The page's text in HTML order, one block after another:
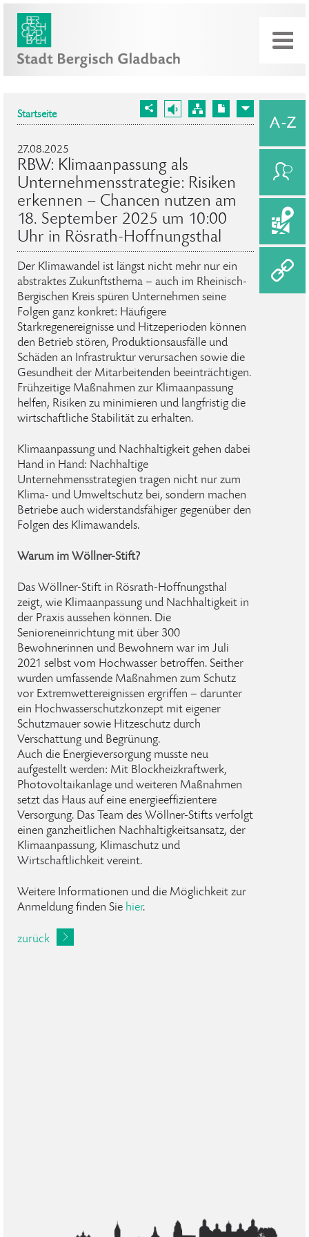
Startseite
27.08.2025
RBW: Klimaanpassung als
Unternehmensstrategie: Risiken
erkennen – Chancen nutzen am
18. September 2025 um 10:00
Uhr in Rösrath-Hoffnungsthal
Der Klimawandel ist längst nicht mehr nur ein
abstraktes Zukunftsthema – auch im Rheinisch-
Bergischen Kreis spüren Unternehmen seine
Folgen ganz konkret: Häufigere
Starkregenereignisse und Hitzeperioden können
den Betrieb stören, Produktionsausfälle und
Schäden an Infrastruktur verursachen sowie die
Gesundheit der Mitarbeitenden beeinträchtigen.
Frühzeitige Maßnahmen zur Klimaanpassung
helfen, Risiken zu minimieren und langfristig die
wirtschaftliche Stabilität zu erhalten.
Klimaanpassung und Nachhaltigkeit gehen dabei
Hand in Hand: Nachhaltige
Unternehmensstrategien tragen nicht nur zum
Klima- und Umweltschutz bei, sondern machen
Betriebe auch widerstandsfähiger gegenüber den
Folgen des Klimawandels.
Warum im Wöllner-Stift?
Das Wöllner-Stift in Rösrath-Hoffnungsthal
zeigt, wie Klimaanpassung und Nachhaltigkeit in
der Praxis aussehen können. Die
Senioreneinrichtung mit über 300
Bewohnerinnen und Bewohnern war im Juli
2021 selbst vom Hochwasser betroffen. Seither
wurden umfassende Maßnahmen zum Schutz
vor Extremwettereignissen ergriffen – darunter
ein Hochwasserschutzkonzept mit eigener
Schutzmauer sowie Hitzeschutz durch
Verschattung und Begrünung.
Auch die Energieversorgung musste neu
aufgestellt werden: Mit Blockheizkraftwerk,
Photovoltaikanlage und weiteren Maßnahmen
setzt das Haus auf eine energieeffizientere
Versorgung. Das Team des Wöllner-Stifts verfolgt
einen ganzheitlichen Nachhaltigkeitsansatz, der
Klimaanpassung, Klimaschutz und
Wirtschaftlichkeit vereint.
Weitere Informationen und die Möglichkeit zur
Anmeldung finden Sie hier.
zurück